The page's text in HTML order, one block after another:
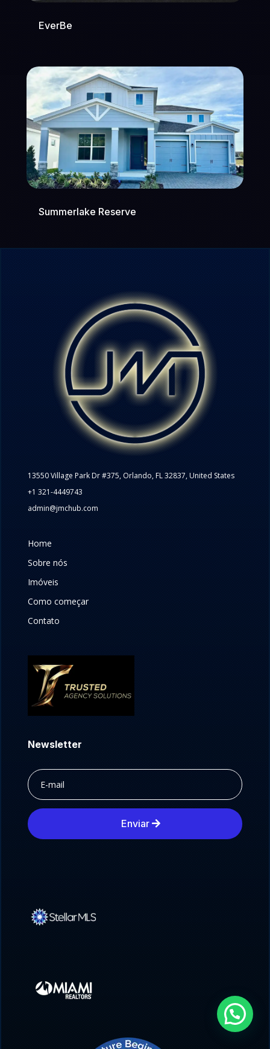
EverBe
Summerlake Reserve
13550 Village Park Dr #375, Orlando, FL 32837, United States
+1 321-4449743
admin@jmchub.com
Home
Sobre nós
Imóveis
Como começar
Contato
Newsletter
Enviar